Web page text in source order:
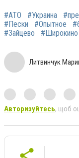
#АТО #Украина
#Пески
#Опытное
#Зайцево
#Широкино
Литвинчук
Авторизуйтесь, щоб